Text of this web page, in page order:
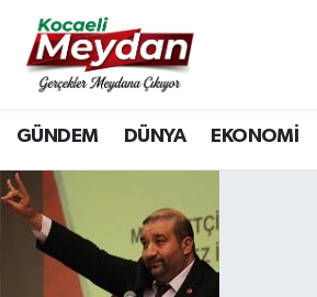
GÜNDEM DÜNYA EKONOMİ
Nöbetçi Eczaneler
Hava Durumu
Trafik Durumu
Süper Lig Puan Durumu ve